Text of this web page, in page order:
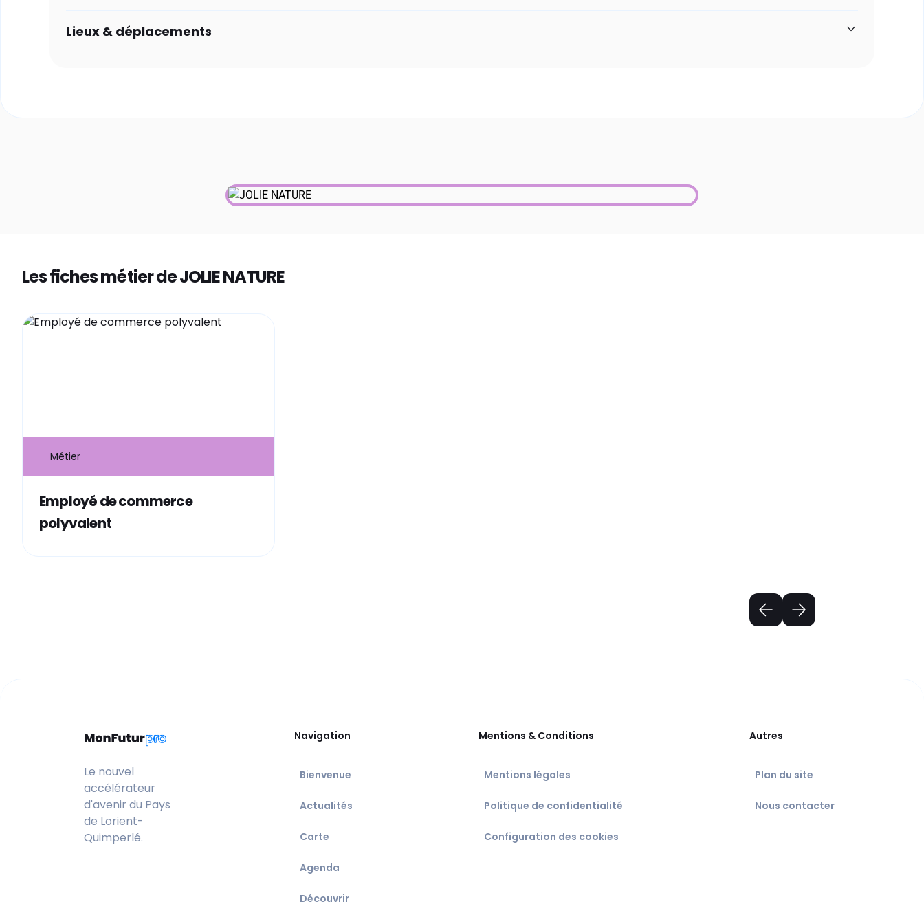
Lieux & déplacements
Les fiches métier de JOLIE NATURE
Métier
Employé de commerce
polyvalent
Le nouvel
accélérateur
d'avenir du Pays
de Lorient-
Quimperlé.
Navigation
Bienvenue
Actualités
Carte
Agenda
Découvrir
Mentions & Conditions
Mentions légales
Politique de confidentialité
Configuration des cookies
Autres
Plan du site
Nous contacter